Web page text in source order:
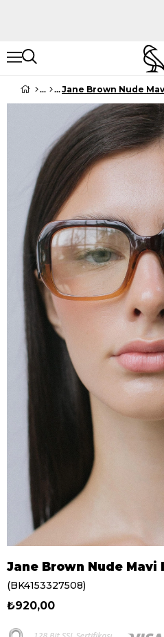
Jane Brown Nude
Jane Brown Nude Mavi
(BK4153327508)
₺920,00